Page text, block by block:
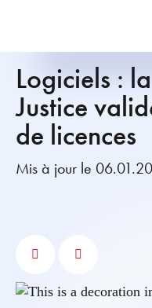
Logiciels :
Justice
de licences
Mis à jour le